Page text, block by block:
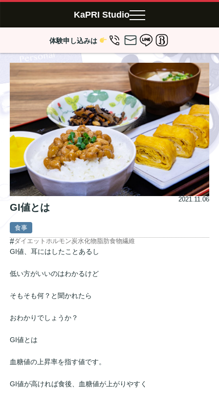
KaPRI Studio
体験申し込みは
2021.11.06
GI値とは
食事
#ダイエット ホルモン炭水化物脂肪食物繊維
GI値、耳にはしたことあるし
低い方がいいのはわかるけど
そもそも何？と聞かれたら
おわかりでしょうか？
GI値とは
血糖値の上昇率を指す値です。
GI値が高ければ食後、血糖値が上がりやすく